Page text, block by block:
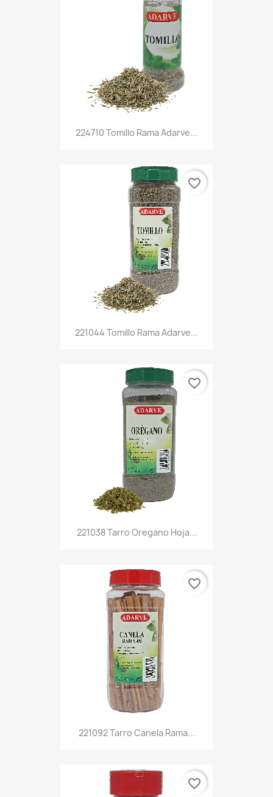
224710 Tomillo Rama Adarve...
221044 Tomillo Rama Adarve...
favorite_border
221038 Tarro Oregano Hoja...
favorite_border
221092 Tarro Canela Rama...
favorite_border
favorite_border